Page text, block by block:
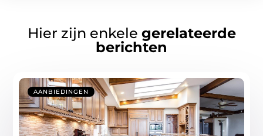
Hier zijn enkele gerelateerde
berichten
AANBIEDINGEN